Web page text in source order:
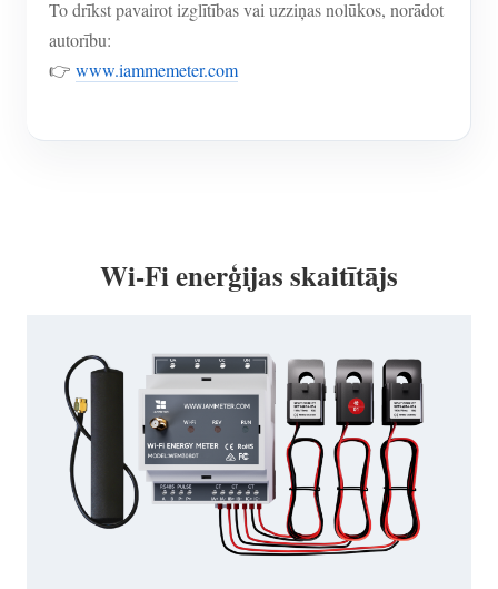
To drīkst pavairot izglītības vai uzziņas nolūkos, norādot
autorību:
👉 www.iammemeter.com
Wi-Fi enerģijas skaitītājs